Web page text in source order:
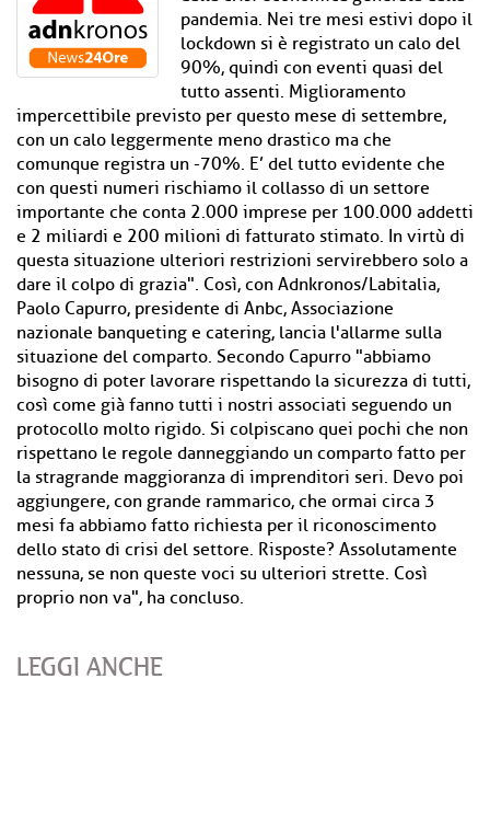
pandemia. Nei tre mesi estivi dopo il
lockdown si è registrato un calo del
90%, quindi con eventi quasi del
tutto assenti. Miglioramento
impercettibile previsto per questo mese di settembre,
con un calo leggermente meno drastico ma che
comunque registra un -70%. E’ del tutto evidente che
con questi numeri rischiamo il collasso di un settore
importante che conta 2.000 imprese per 100.000 addetti
e 2 miliardi e 200 milioni di fatturato stimato. In virtù di
questa situazione ulteriori restrizioni servirebbero solo a
dare il colpo di grazia". Così, con Adnkronos/Labitalia,
Paolo Capurro, presidente di Anbc, Associazione
nazionale banqueting e catering, lancia l'allarme sulla
situazione del comparto. Secondo Capurro "abbiamo
bisogno di poter lavorare rispettando la sicurezza di tutti,
così come già fanno tutti i nostri associati seguendo un
protocollo molto rigido. Si colpiscano quei pochi che non
rispettano le regole danneggiando un comparto fatto per
la stragrande maggioranza di imprenditori seri. Devo poi
aggiungere, con grande rammarico, che ormai circa 3
mesi fa abbiamo fatto richiesta per il riconoscimento
dello stato di crisi del settore. Risposte? Assolutamente
nessuna, se non queste voci su ulteriori strette. Così
proprio non va", ha concluso.
LEGGI ANCHE